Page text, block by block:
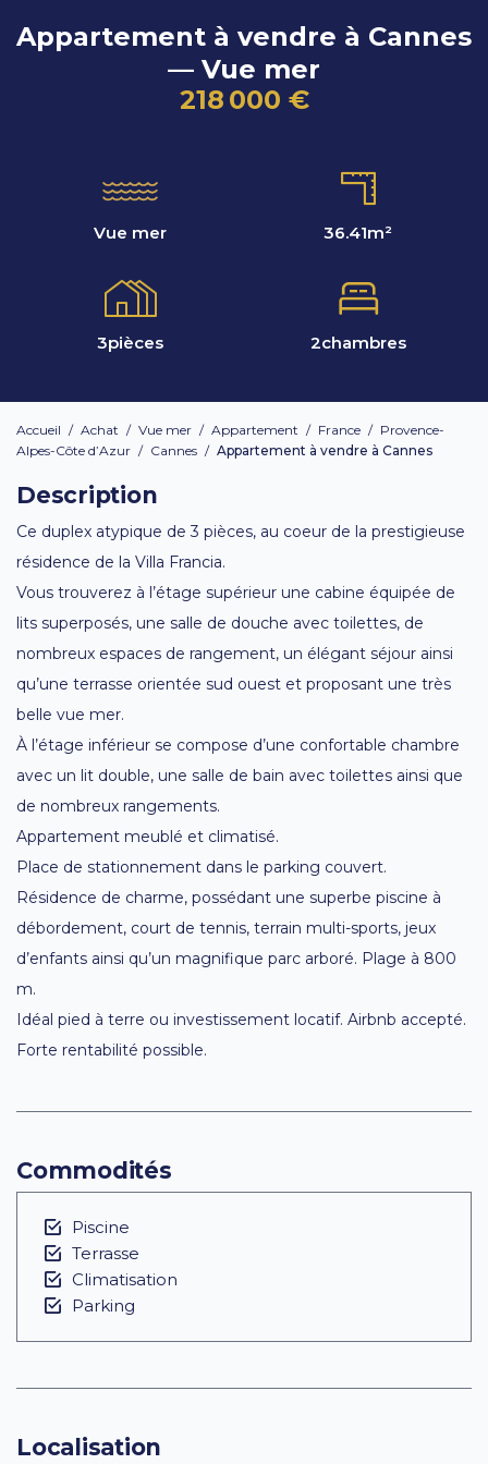
Appartement à vendre à Cannes
— Vue mer
218 000 €
Vue mer 36.41m²
3pièces 2chambres
Accueil / Achat / Vue mer / Appartement / France / Provence-
Alpes-Côte d’Azur / Cannes / Appartement à vendre à Cannes
Description
Ce duplex atypique de 3 pièces, au coeur de la prestigieuse
résidence de la Villa Francia.
Vous trouverez à l’étage supérieur une cabine équipée de
lits superposés, une salle de douche avec toilettes, de
nombreux espaces de rangement, un élégant séjour ainsi
qu’une terrasse orientée sud ouest et proposant une très
belle vue mer.
À l’étage inférieur se compose d’une confortable chambre
avec un lit double, une salle de bain avec toilettes ainsi que
de nombreux rangements.
Appartement meublé et climatisé.
Place de stationnement dans le parking couvert.
Résidence de charme, possédant une superbe piscine à
débordement, court de tennis, terrain multi-sports, jeux
d’enfants ainsi qu’un magnifique parc arboré. Plage à 800
m.
Idéal pied à terre ou investissement locatif. Airbnb accepté.
Forte rentabilité possible.
Commodités
Piscine
Terrasse
Climatisation
Parking
Localisation